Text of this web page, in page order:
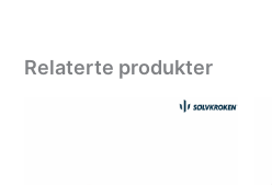
Relaterte produkter